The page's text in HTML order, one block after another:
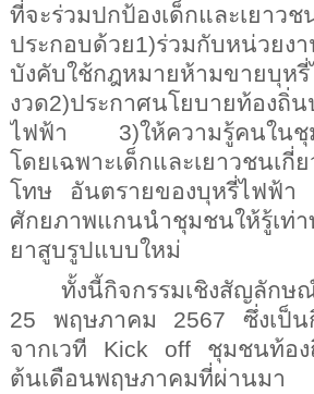
ที่จะร่วมปกป้องเด็กและเยาว
ประกอบด้วย1)ร่วมกับหน่วยงา
บังคับใช้กฎหมายห้ามขายบุหรี่
งวด2)ประกาศนโยบายท้องถิ่
ไฟฟ้า 3)ให้ความรู้คนในชุ
โดยเฉพาะเด็กและเยาวชนเกี่
โทษ อันตรายของบุหรี่ไฟฟ้
ศักยภาพแกนนำชุมชนให้รู้เท่
ยาสูบรูปแบบใหม่
ทั้งนี้กิจกรรมเชิงสัญลัก
25 พฤษภาคม 2567 ซึ่งเป็น
จากเวที Kick off ชุมชนท้อง
ต้นเดือนพฤษภาคมที่ผ่านมา